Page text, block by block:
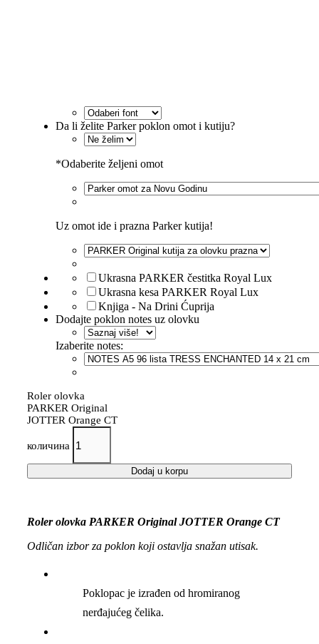
Da li želite Parker poklon omot i kutiju?
*Odaberite željeni omot
Uz omot ide i prazna Parker kutija!
Ukrasna PARKER čestitka Royal Lux
Ukrasna kesa PARKER Royal Lux
Knjiga - Na Drini Ćuprija
Dodajte poklon notes uz olovku
Izaberite notes:
Roler olovka
PARKER Original
JOTTER Orange CT
количина
Dodaj u korpu
Roler olovka PARKER Original JOTTER Orange CT
Odličan izbor za poklon koji ostavlja snažan utisak.
Poklopac je izrađen od hromiranog
nerđajućeg čelika.